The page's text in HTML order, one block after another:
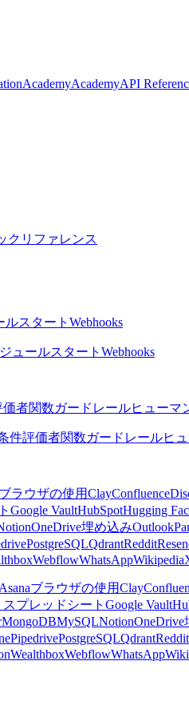
AcademyAcademyAPI
クリファレンス
ルスタート Webhooks
ュールスタート Webhooks
価者関数ガードレールヒューマ
件評価者関数ガードレールヒ
ブラウザの使用ClayConfluence
Google VaultHubSpotHugging
OneDrive埋め込みOutlook
PostgreSQLQdrantReddit
WebflowWhatsAppWikipedia
Asanaブラウザの使用Clay
スプレッドシート Google Vault
MongoDBMySQLNotionOneDrive
PipedrivePostgreSQLQdrantReddit
WealthboxWebflowWhatsApp